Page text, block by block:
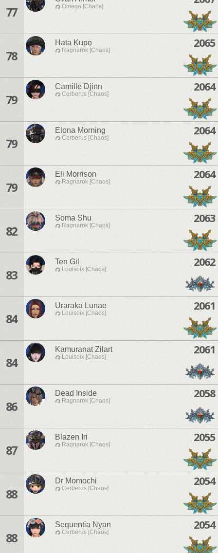
77 Omega [Chaos]
78
Hata Kupo
Ragnarok [Chaos]
2065
79
Camille Djinn
Cerberus [Chaos]
2064
79
Elona Morning
Cerberus [Chaos]
2064
79
Eli Morrison
Ragnarok [Chaos]
2064
82
Soma Shu
Ragnarok [Chaos]
2063
83
Ten Gil
Louisoix [Chaos]
2062
84
Uraraka Lunae
Louisoix [Chaos]
2061
84
Kamuranat Zilart
Louisoix [Chaos]
2061
86
Dead Inside
Ragnarok [Chaos]
2058
87
Blazen Iri
Ragnarok [Chaos]
2055
88
Dr Momochi
Cerberus [Chaos]
2054
88
Sequentia Nyan
Cerberus [Chaos]
2054